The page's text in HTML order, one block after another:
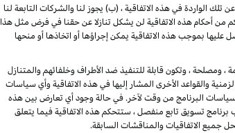
الواردة في هذه الاتفاقية ، (ب) يجوز لنا والشركات التابعة لنا
أحكام هذه الاتفاقية لن يشكل تنازلا عن حقنا في فرض مثل هذا
بموجب هذه الاتفاقية يمكن إجراؤها أو اتخاذها أو منحها
ومصلحة ، وتكون قابلة للتنفيذ ضد الأطراف وخلفائهم والمتنازل
والقواعد الأخرى المشار إليها في هذه الاتفاقية وأي سياسات
البرنامج من وقت لآخر. في حالة وجود أي تعارض بين هذه
برنامج تسويق تابع منفصل ، ستتحكم هذه الاتفاقية فيما يتعلق
جميع الاتفاقيات والمناقشات السابقة.